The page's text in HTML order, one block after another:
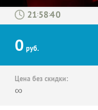
: :
0 руб.
Цена без скидки:
∞